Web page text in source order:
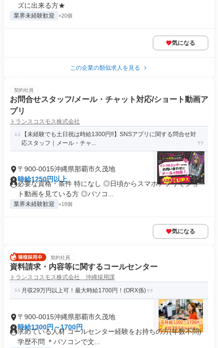
ズに出来る方★
業界未経験歓迎 +20個
気になる
この企業の類似求人を見る
契約社員
お問合せスタッフ/メール・チャット対応/ショート動画ア
プリ
トランスコスモス株式会社
【未経験でも土日祝は時給1300円‼】SNSアプリに関する問合せ対
応スタッフ｜メール・チャ...
〒900-0015沖縄県那覇市久茂地
時給1250円以上
必要な資格・条件 特になし ◎日頃からスマホアプリでショー
ト動画を見ている方 ◎パソコ...
業界未経験歓迎 +18個
気になる
契約社員
資料請求・内容等に関するコールセンター
トランスコスモス株式会社 沖縄採用課
月収29万円以上可！最大時給1700円！(ORX係)
〒900-0015沖縄県那覇市久茂地
時給1300円～1700円
求めている人材 コールセンター経験をお持ちの方(年数不問)
学歴不問 ＊パソコンで文...